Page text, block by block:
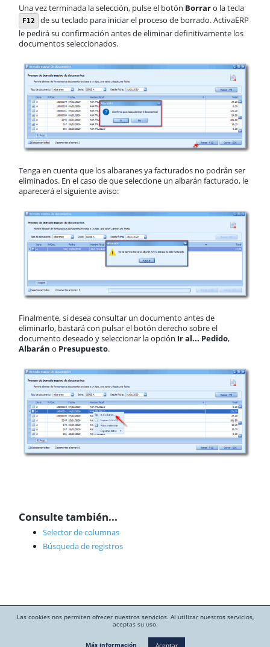
Una vez terminada la selección, pulse el botón Borraro la tecla
F12
de su teclado para iniciar el proceso de borrado. ActivaERP
le pedirá su confirmación antes de eliminar definitivamente los
documentos seleccionados.
Tenga en cuenta que los albaranes ya facturados no podrán ser
eliminados. En el caso de que seleccione un albarán facturado, le
aparecerá el siguiente aviso:
Finalmente, si desea consultar un documento antes de
eliminarlo, bastará con pulsar el botón derecho sobre el
documento deseado y seleccionar la opción Ir al... Pedido,
Albarán o Presupuesto.
Consulte también...
Selector de columnas
Búsqueda de registros
Las cookies nos permiten ofrecer nuestros servicios. Al utilizar nuestros servicios,
aceptas su uso.
Más información Aceptar